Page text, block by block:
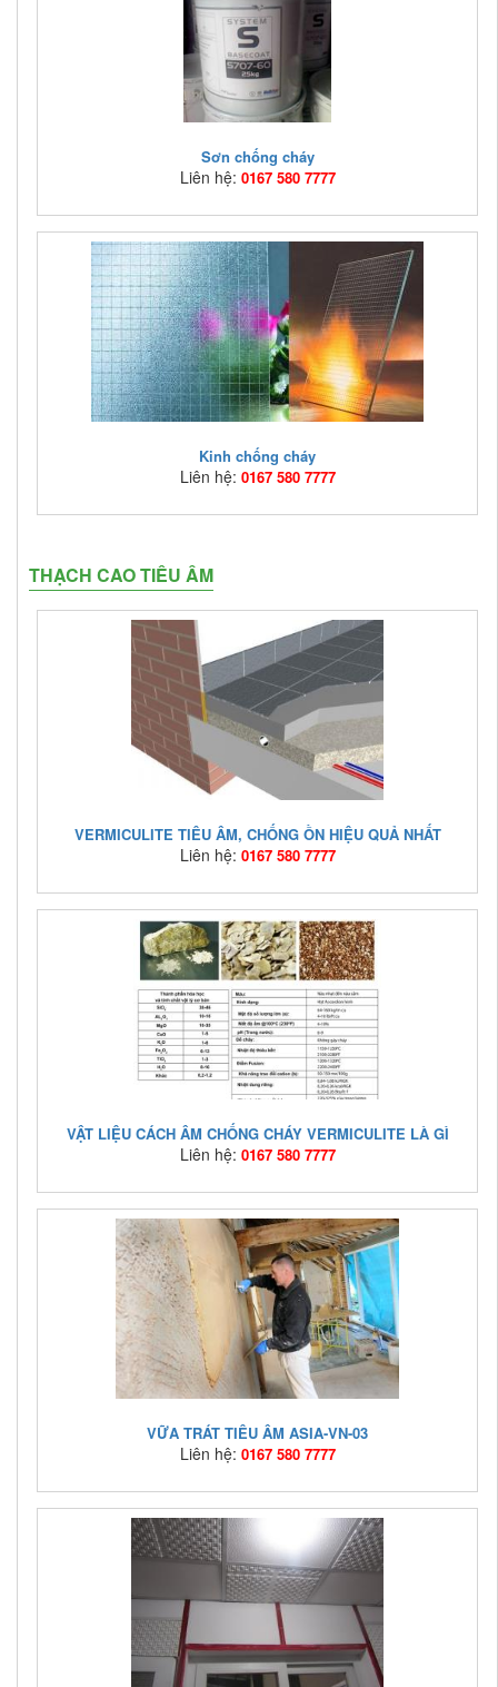
Sơn chống cháy
Liên hệ: 0167 580 7777
Mã hàng:VLCC01
Giá bán:Liên hệ: 0167 580 7777
S707-60 : Gốc nước, một thành phần, màu trắng. Dùng
để phủ chống cháy (trương phồng) cho kết cấu kh ...
Kinh chống cháy
Liên hệ: 0167 580 7777
Giá bán:Liên hệ: 0167 580 7777
kế để phục vụ cho tất cả các yêu cầu an toàn ...
THẠCH CAO TIÊU ÂM
VERMICULITE TIÊU ÂM, CHỐNG ỒN HIỆU QUẢ NHẤT
Liên hệ: 0167 580 7777
asia-vn-05
Liên hệ: 0167 580 7777
VẬT LIỆU CÁCH ÂM CHỐNG CHÁY VERMICULITE LÀ GÌ
Liên hệ: 0167 580 7777
Mã hàng:asia-vn-04
Giá bán:Liên hệ: 0167 580 7777
VỮA TRÁT TIÊU ÂM ASIA-VN-03
Liên hệ: 0167 580 7777
ASIA-VN-03
Liên hệ: 0167 580 7777